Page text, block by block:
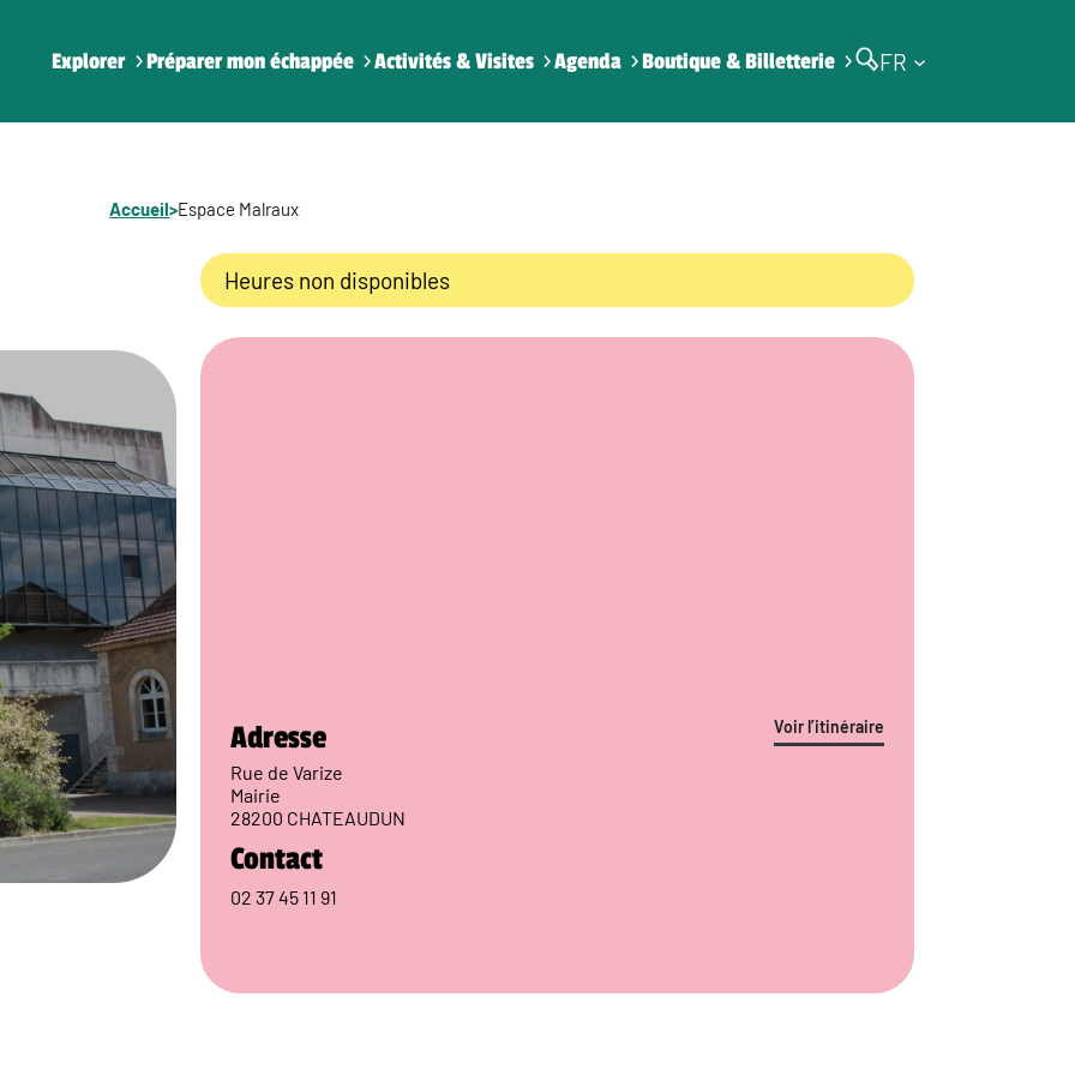
Explorer Préparer mon échappée Activités & Visites Agenda Boutique & Billetterie FR
Accueil>Espace Malraux
Heures non disponibles
Voir l’itinéraire
Adresse
Rue de Varize
Mairie
28200 CHATEAUDUN
Contact
02 37 45 11 91